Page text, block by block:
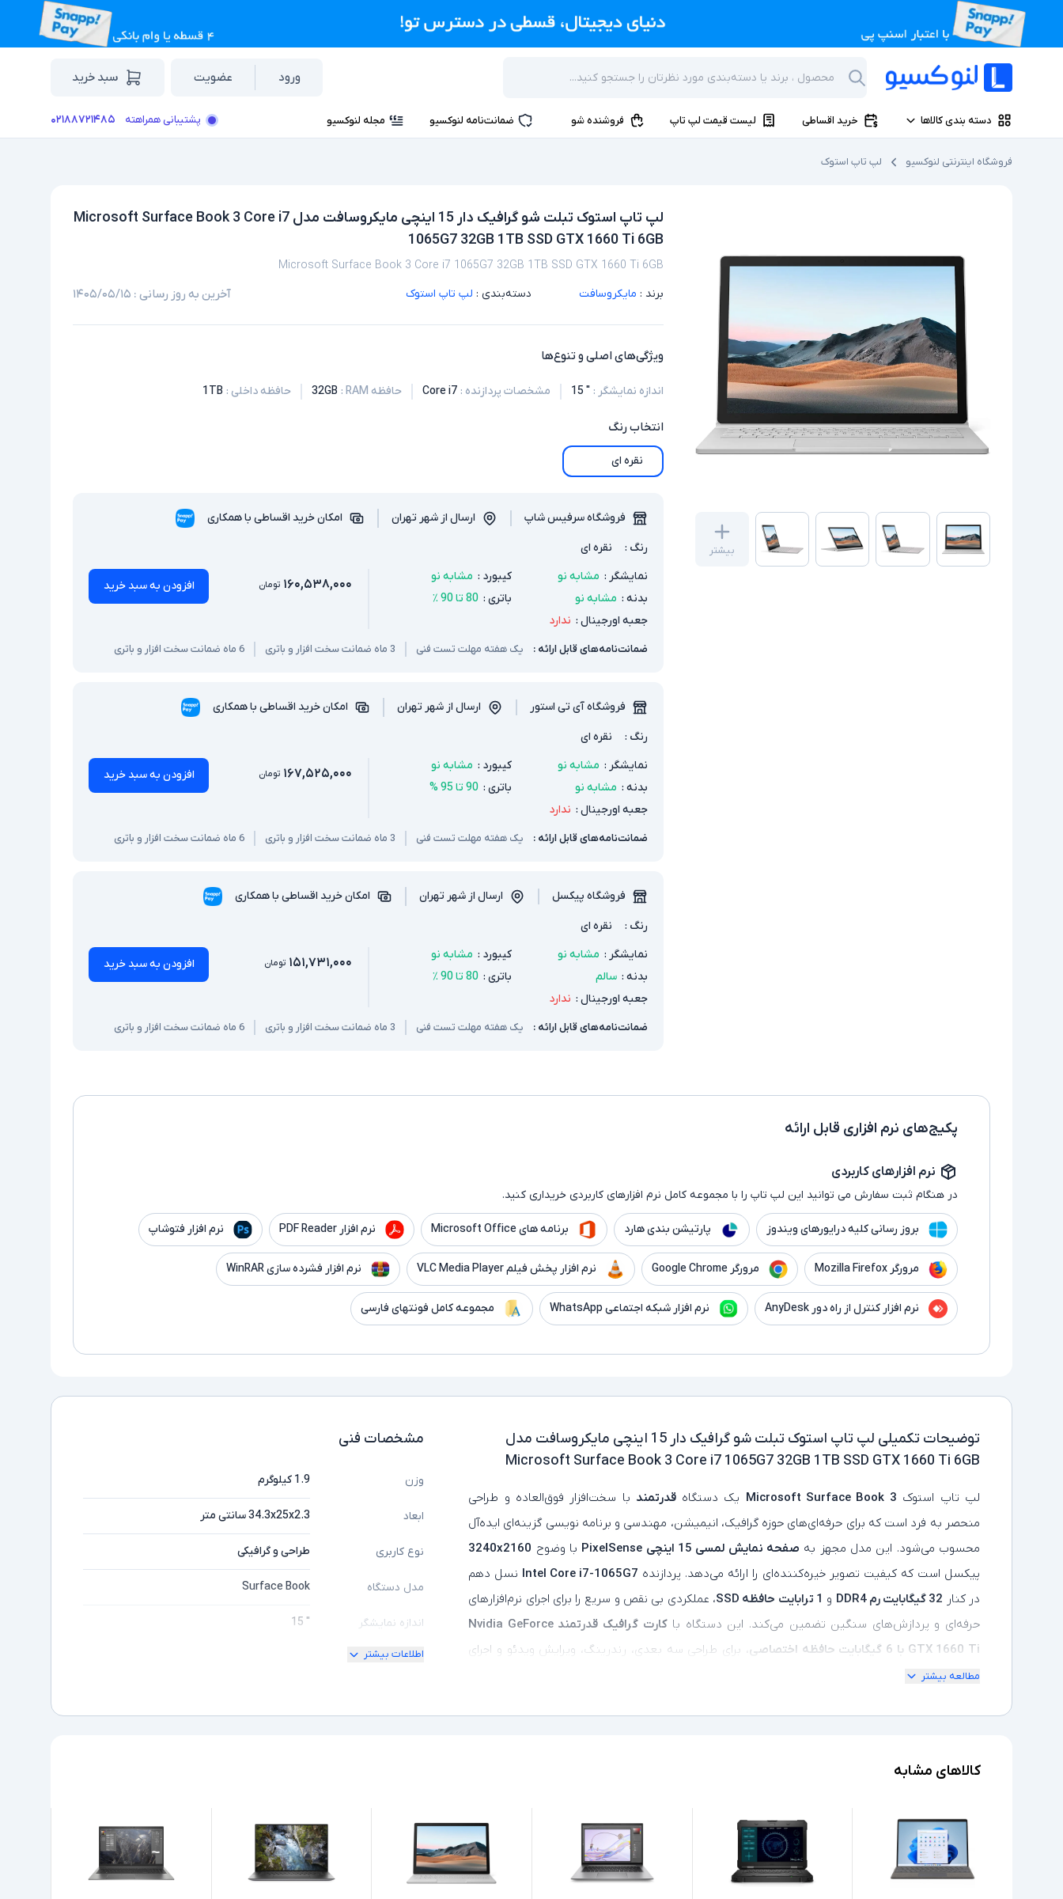
ورود عضویت سبد خرید
دسته بندی کالاها خرید اقساطی لیست قیمت لپ تاپ فروشنده شو ضمانت‌نامه لنوکسیو مجله لنوکسیو پشتیبانی همراهته ۰۲۱۸۸۷۲۱۴۸۵
فروشگاه اینترنتی لنوکسیو لپ تاپ استوک
بیشتر
لپ تاپ استوک تبلت شو گرافیک دار 15 اینچی مایکروسافت مدل Microsoft Surface Book 3 Core i7
1065G7 32GB 1TB SSD GTX 1660 Ti 6GB
Microsoft Surface Book 3 Core i7 1065G7 32GB 1TB SSD GTX 1660 Ti 6GB
برند : مایکروسافت دسته‌بندی : لپ تاپ استوک آخرین به روز رسانی : ۱۴۰۵/۰۵/۱۵
ویژگی‌های اصلی و تنوع‌ها
اندازه نمایشگر :
" 15 مشخصات پردازنده :
Core i7 حافظه RAM :
32GB حافظه داخلی :
1TB
انتخابرنگ
نقره ای
فروشگاه سرفیس شاپ ارسال از شهر تهران
امکان خرید اقساطی با همکاری
رنگ :
نقره ای
نمایشگر : مشابه نو کیبورد : مشابه نو
بدنه : مشابه نو باتری: 80 تا 90 ٪
جعبه اورجینال : ندارد
۱۶۰,۵۳۸,۰۰۰ تومان افزودن به سبد خرید
ضمانت‌نامه‌های قابل ارائه : یک هفته مهلت تست فنی 3 ماه ضمانت سخت افزار و باتری 6 ماه ضمانت سخت افزار و باتری
فروشگاه آی تی استور ارسال از شهر تهران
امکان خرید اقساطی با همکاری
رنگ :
نقره ای
نمایشگر : مشابه نو کیبورد : مشابه نو
بدنه : مشابه نو باتری: 90 تا 95 %
جعبه اورجینال : ندارد
۱۶۷,۵۲۵,۰۰۰ تومان افزودن به سبد خرید
ضمانت‌نامه‌های قابل ارائه : یک هفته مهلت تست فنی 3 ماه ضمانت سخت افزار و باتری 6 ماه ضمانت سخت افزار و باتری
فروشگاه پیکسل ارسال از شهر تهران
امکان خرید اقساطی با همکاری
رنگ :
نقره ای
نمایشگر : مشابه نو کیبورد : مشابه نو
بدنه : سالم باتری: 80 تا 90 ٪
جعبه اورجینال : ندارد
۱۵۱,۷۳۱,۰۰۰ تومان افزودن به سبد خرید
ضمانت‌نامه‌های قابل ارائه : یک هفته مهلت تست فنی 3 ماه ضمانت سخت افزار و باتری 6 ماه ضمانت سخت افزار و باتری
پکیج‌های نرم افزاری قابل ارائه
نرم افزارهای کاربردی
در هنگام ثبت سفارش می توانید این لپ تاپ را با مجموعه کامل نرم افزارهای کاربردی خریداری کنید.
بروز رسانی کلیه درایورهای ویندوز پارتیشن بندی هارد برنامه های Microsoft Office نرم افزار PDF Reader نرم افزار فتوشاپ
مرورگر Mozilla Firefox مرورگر Google Chrome نرم افزار پخش فیلم VLC Media Player نرم افزار فشرده سازی WinRAR
نرم افزار کنترل از راه دور AnyDesk نرم افزار شبکه اجتماعی WhatsApp مجموعه کامل فونتهای فارسی
توضیحات تکمیلی
لپ تاپ استوک تبلت شو گرافیک دار 15 اینچی مایکروسافت مدل
Microsoft Surface Book 3 Core i7 1065G7 32GB 1TB SSD GTX 1660 Ti 6GB
لپ‌ تاپ استوک Microsoft Surface Book 3 یک دستگاه قدرتمند با سخت‌افزار فوق‌العاده و طراحی
منحصر به‌ فرد است که برای حرفه‌ای‌های حوزه گرافیک، انیمیشن، مهندسی و برنامه‌ نویسی گزینه‌ای ایده‌آل
محسوب می‌شود. این مدل مجهز به صفحه‌ نمایش لمسی 15 اینچی PixelSense با وضوح 3240x2160
پیکسل است که کیفیت تصویر خیره‌کننده‌ای را ارائه می‌دهد. پردازنده Intel Core i7-1065G7 نسل دهم
در کنار 32 گیگابایت رم DDR4 و 1 ترابایت حافظه SSD
، عملکردی بی‌ نقص و سریع را برای اجرای نرم‌افزارهای
حرفه‌ای و پردازش‌های سنگین تضمین می‌کند. این دستگاه با
کارت گرافیک قدرتمند Nvidia GeForce
GTX 1660 Ti با 6 گیگابایت حافظه اختصاصی
، برای طراحی سه‌ بعدی، رندرینگ، ویرایش ویدئو و اجرای
بازی‌های سنگین عملکردی بی‌ نظیر ارائه می‌دهد. طراحی مدرن با
مطالعه بیشتر
مشخصات فنی
وزن 1.9 کیلوگرم
ابعاد 34.3x25x2.3 سانتی متر
نوع کاربری طراحی و گرافیکی
مدل دستگاه Surface Book
اندازه نمایشگر " 15
امکان چرخش
حافظه RAM 32GB
حافظه داخلی 1TB
اطلاعات بیشتر
کالاهای مشابه